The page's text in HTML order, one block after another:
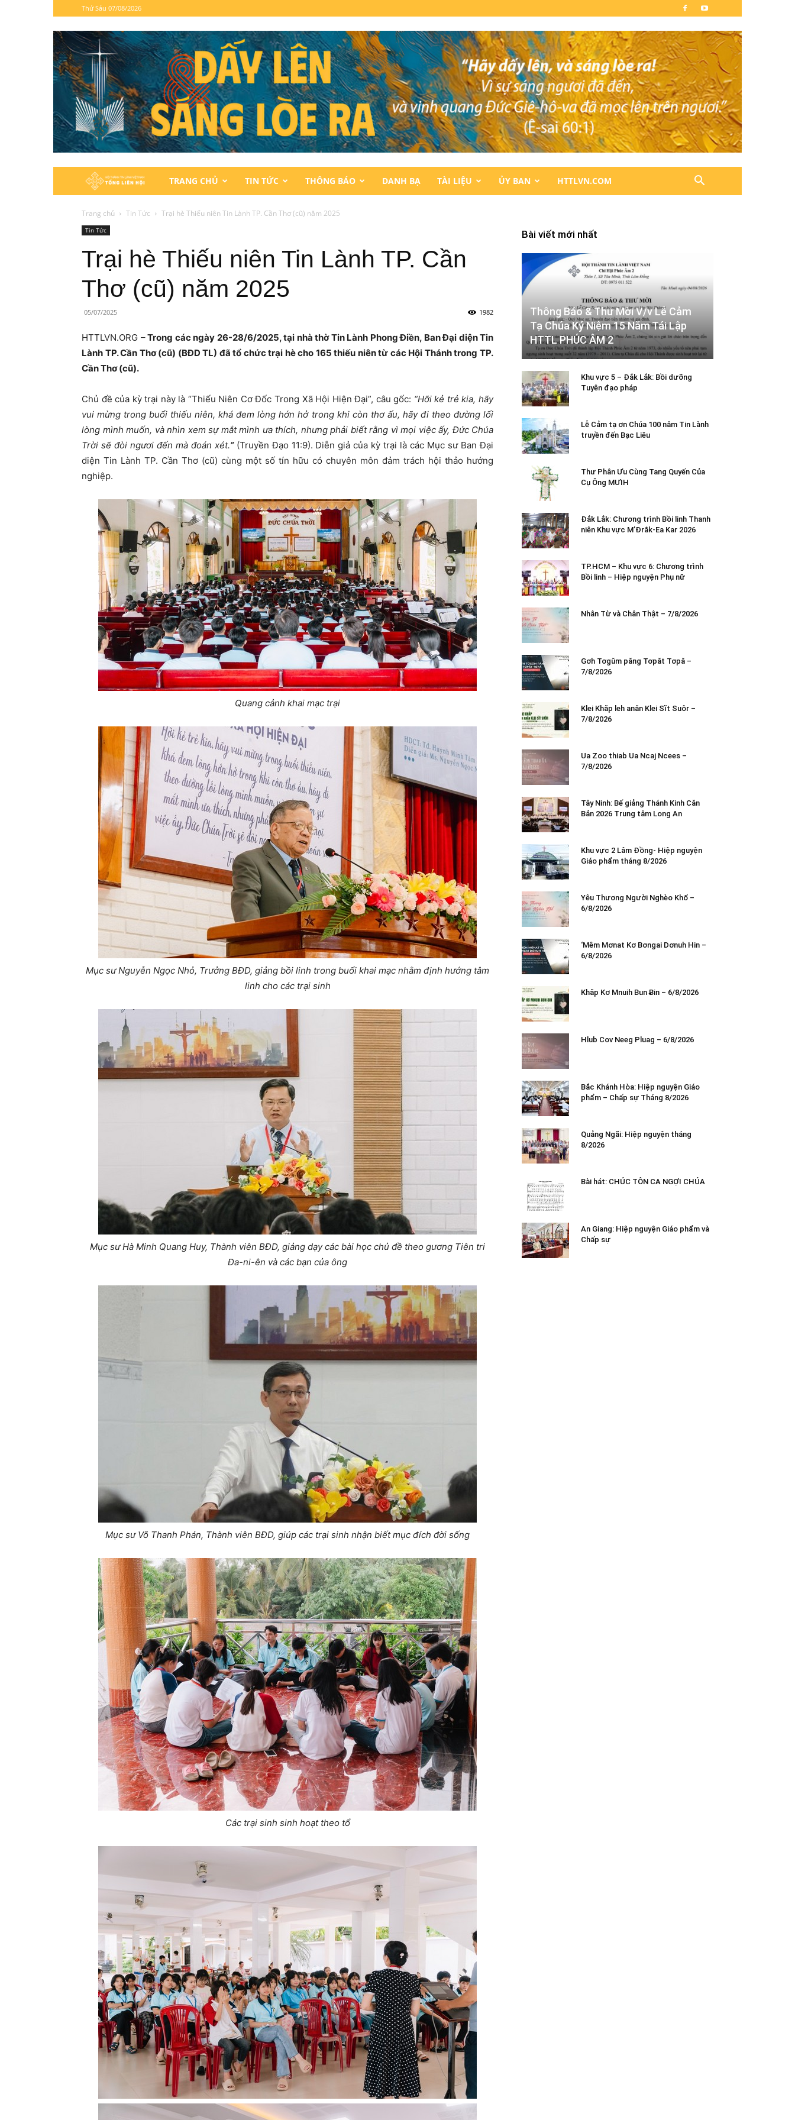
Thứ Sáu 07/08/2026
Hội
Thánh
Lành
Việt
TRANG CHỦ TIN TỨC THÔNG BÁO DANH BẠ TÀI LIỆU ỦY BAN HTTLVN.COM
Trang chủ Tin Tức Trại hè Thiếu niên Tin Lành TP. Cần Thơ (cũ) năm 2025
Tin Tức
Trại hè Thiếu niên Tin Lành TP. Cần
Thơ (cũ) năm 2025
05/07/2025 1982
HTTLVN.ORG –Trong các ngày 26-28/6/2025, tại nhà thờ Tin Lành Phong Điền, Ban Đại diện Tin
Lành TP. Cần Thơ (cũ) (BĐD TL) đã tổ chức trại hè cho 165 thiếu niên từ các Hội Thánh trong TP.
Cần Thơ (cũ).
Chủ đề của kỳ trại này là “Thiếu Niên Cơ Đốc Trong Xã Hội Hiện Đại”, câu gốc: “Hỡi kẻ trẻ kia, hãy
vui mừng trong buổi thiếu niên, khá đem lòng hớn hở trong khi còn thơ ấu, hãy đi theo đường lối
lòng mình muốn, và nhìn xem sự mắt mình ưa thích, nhưng phải biết rằng vì mọi việc ấy, Đức Chúa
Trời sẽ đòi ngươi đến mà đoán xét.”(Truyền Đạo 11:9). Diễn giả của kỳ trại là các Mục sư Ban Đại
diện Tin Lành TP. Cần Thơ (cũ) cùng một số tín hữu có chuyên môn đảm trách hội thảo hướng
nghiệp.
Quang cảnh khai mạc trại
Mục sư Nguyễn Ngọc Nhỏ, Trưởng BĐD, giảng bồi linh trong buổi khai mạc nhằm định hướng tâm
linh cho các trại sinh
Mục sư Hà Minh Quang Huy, Thành viên BĐD, giảng dạy các bài học chủ đề theo gương Tiên tri
Đa-ni-ên và các bạn của ông
Mục sư Võ Thanh Phán, Thành viên BĐD, giúp các trại sinh nhận biết mục đích đời sống
Các trại sinh sinh hoạt theo tổ
Bài viết mới nhất
Thông Báo & Thư Mời V/v Lễ Cảm
Tạ Chúa Kỷ Niệm 15 Năm Tái Lập
HTTL PHÚC ÂM 2
Khu vực 5 – Đắk Lắk: Bồi dưỡng
Tuyên đạo pháp
Lễ Cảm tạ ơn Chúa 100 năm Tin Lành
truyền đến Bạc Liêu
Thư Phân Ưu Cùng Tang Quyến Của
Cụ Ông MƯIH
Đắk Lắk: Chương trình Bồi linh Thanh
niên Khu vực M’Đrắk-Ea Kar 2026
TP.HCM – Khu vực 6: Chương trình
Bồi linh – Hiệp nguyện Phụ nữ
Nhân Từ và Chân Thật – 7/8/2026
Gơh Tơgŭm păng Tơpăt Tơpă –
7/8/2026
Klei Khăp leh anăn Klei Sĭt Suôr –
7/8/2026
Ua Zoo thiab Ua Ncaj Ncees –
7/8/2026
Tây Ninh: Bế giảng Thánh Kinh Căn
Bản 2026 Trung tâm Long An
Khu vực 2 Lâm Đồng- Hiệp nguyện
Giáo phẩm tháng 8/2026
Yêu Thương Người Nghèo Khổ –
6/8/2026
‘Mêm Mơnat Kơ Bơngai Dơnuh Hin –
6/8/2026
Khăp Kơ Mnuih Bun Ƀin – 6/8/2026
Hlub Cov Neeg Pluag – 6/8/2026
Bắc Khánh Hòa: Hiệp nguyện Giáo
phẩm – Chấp sự Tháng 8/2026
Quảng Ngãi: Hiệp nguyện tháng
8/2026
Bài hát: CHÚC TÔN CA NGỢI CHÚA
An Giang: Hiệp nguyện Giáo phẩm và
Chấp sự